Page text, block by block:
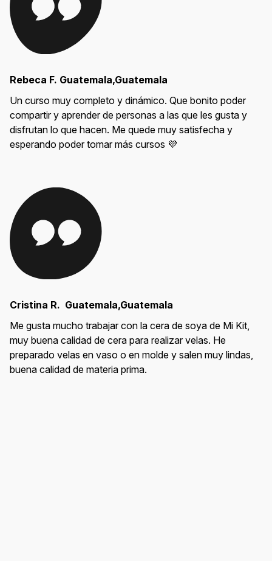
Rebeca F. Guatemala,Guatemala
Un curso muy completo y dinámico. Que bonito poder
compartir y aprender de personas a las que les gusta y
disfrutan lo que hacen. Me quede muy satisfecha y
esperando poder tomar más cursos 💜
Cristina R. Guatemala,Guatemala
Me gusta mucho trabajar con la cera de soya de Mi Kit,
muy buena calidad de cera para realizar velas. He
preparado velas en vaso o en molde y salen muy lindas,
buena calidad de materia prima.